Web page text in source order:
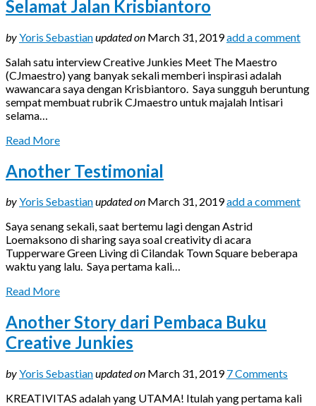
Selamat Jalan Krisbiantoro
byYoris Sebastianupdated on March 31, 2019add a comment
Salah satu interview Creative Junkies Meet The Maestro
(CJmaestro) yang banyak sekali memberi inspirasi adalah
wawancara saya dengan Krisbiantoro. Saya sungguh beruntung
sempat membuat rubrik CJmaestro untuk majalah Intisari
selama…
Read More
Another Testimonial
byYoris Sebastianupdated on March 31, 2019add a comment
Saya senang sekali, saat bertemu lagi dengan Astrid
Loemaksono di sharing saya soal creativity di acara
Tupperware Green Living di Cilandak Town Square beberapa
waktu yang lalu. Saya pertama kali…
Read More
Another Story dari Pembaca Buku
Creative Junkies
byYoris Sebastianupdated on March 31, 2019 7 Comments
KREATIVITAS adalah yang UTAMA! Itulah yang pertama kali